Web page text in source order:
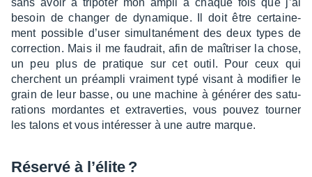
sans avoir à tripo­ter mon ampli à chaque fois que j’ai
besoin de chan­ger de dyna­mique. Il doit être certai­ne­
ment possible d’user simul­ta­né­ment des deux types de
correc­tion. Mais il me faudrait, afin de maîtri­ser la chose,
un peu plus de pratique sur cet outil. Pour ceux qui
cherchent un préam­pli vrai­ment typé visant à modi­fier le
grain de leur basse, ou une machine à géné­rer des satu­
ra­tions mordantes et extra­ver­ties, vous pouvez tour­ner
les talons et vous inté­res­ser à une autre marque.
Réservé à l’élite ?